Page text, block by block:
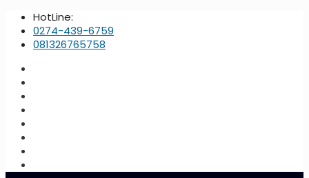
HotLine:
0274-439-6759
081326765758